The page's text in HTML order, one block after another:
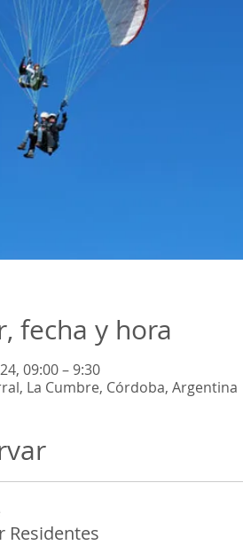
fecha y hora
09:00 – 9:30
La Cumbre, Córdoba, Argentina
Residentes